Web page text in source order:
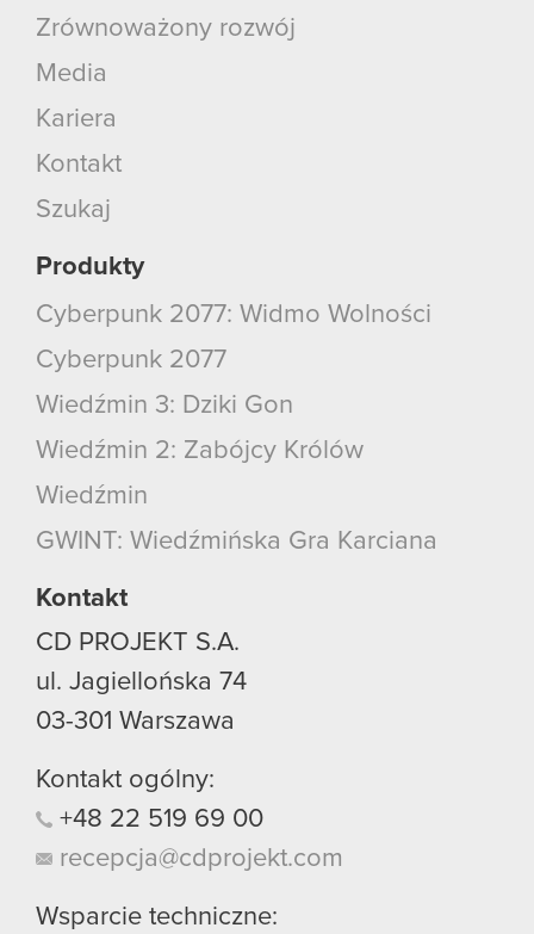
Zrównoważony rozwój
Media
Kariera
Kontakt
Szukaj
Produkty
Cyberpunk 2077: Widmo Wolności
Cyberpunk 2077
Wiedźmin 3: Dziki Gon
Wiedźmin 2: Zabójcy Królów
Wiedźmin
GWINT: Wiedźmińska Gra Karciana
Kontakt
CD PROJEKT S.A.
ul. Jagiellońska 74
03-301 Warszawa
Kontakt ogólny:
+48 22 519 69 00
recepcja@cdprojekt.com
Wsparcie techniczne: